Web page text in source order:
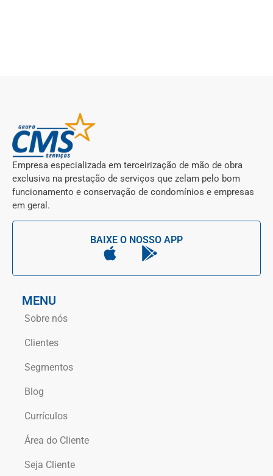
Empresa especializada em terceirização de mão de obra
exclusiva na prestação de serviços que zelam pelo bom
funcionamento e conservação de condomínios e empresas
em geral.
BAIXE O NOSSO APP
MENU
Sobre nós
Clientes
Segmentos
Blog
Currículos
Área do Cliente
Seja Cliente